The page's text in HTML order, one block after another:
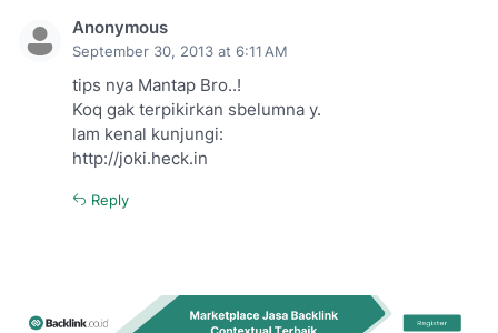
Anonymous
September 30, 2013 at 6:11 AM
tips nya Mantap Bro..!
Koq gak terpikirkan sbelumna y.
lam kenal kunjungi:
http://joki.heck.in
Reply